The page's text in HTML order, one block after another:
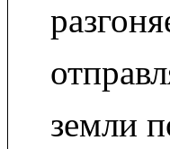
земли